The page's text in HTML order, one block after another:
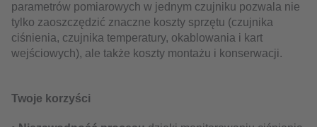
parametrów pomiarowych w jednym czujniku pozwala nie
tylko zaoszczędzić znaczne koszty sprzętu (czujnika
ciśnienia, czujnika temperatury, okablowania i kart
wejściowych), ale także koszty montażu i konserwacji.
Twoje korzyści